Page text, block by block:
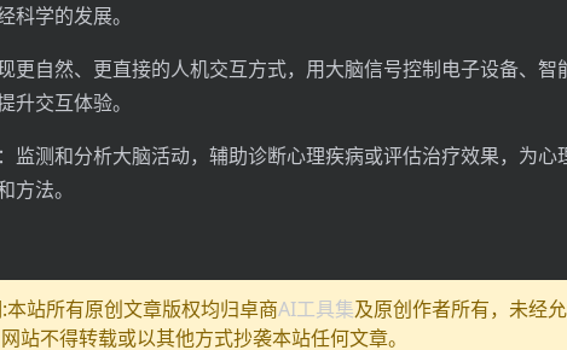
科学的发展。
更自然、更直接的人机交互方式，用大脑信号控制电子设备、智
升交互体验。
监测和分析大脑活动，辅助诊断心理疾病或评估治疗效果，为心
方法。
站所有原创文章版权均归卓商AI工具集及原创作者所有，未经
站不得转载或以其他方式抄袭本站任何文章。